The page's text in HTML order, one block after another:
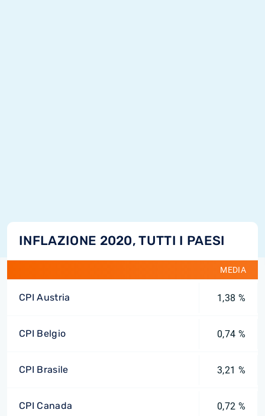
INFLAZIONE 2020, TUTTI I PAESI
MEDIA
CPI Austria 1,38 %
CPI Belgio 0,74 %
CPI Brasile 3,21 %
CPI Canada 0,72 %